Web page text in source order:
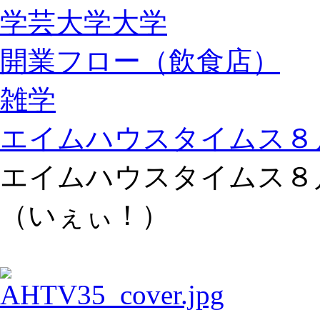
学芸大学大学
開業フロー（飲食店）
雑学
エイムハウスタイムス
エイムハウスタイムス
（いぇぃ！）